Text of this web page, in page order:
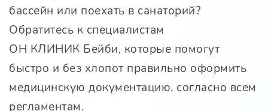
бассейн или поехать в санаторий?
Обратитесь к специалистам
ОН КЛИНИК Бейби, которые помогут
быстро и без хлопот правильно оформить
медицинскую документацию, согласно всем
регламентам.